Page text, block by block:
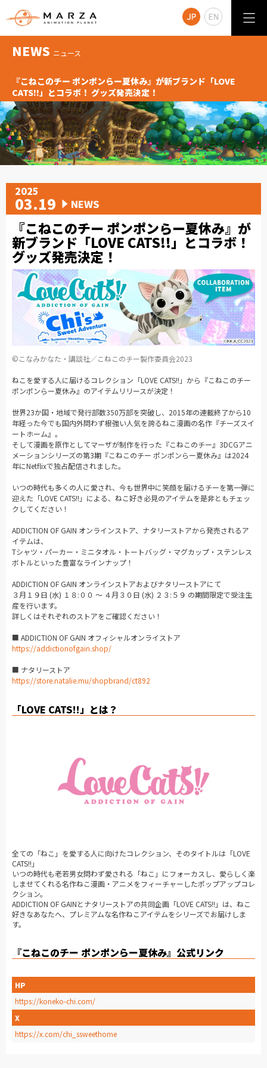
NEWS ニュース
『こねこのチー ポンポンらー夏休み』が新ブランド「LOVE
CATS!!」とコラボ！ グッズ発売決定！
2025
03.19 NEWS
『こねこのチー ポンポンらー夏休み』が
新ブランド「LOVE CATS!!」とコラボ！
グッズ発売決定！
©こなみかなた・講談社／こねこのチー製作委員会2023
ねこを愛する人に届けるコレクション「LOVE CATS!!」から『こねこのチー
ポンポンらー夏休み』のアイテムリリースが決定！
世界23か国・地域で発行部数350万部を突破し、2015年の連載終了から10
年経った今でも国内外問わず根強い人気を誇るねこ漫画の名作『チーズスイ
ートホーム』。
そして漫画を原作としてマーザが制作を行った『こねこのチー』3DCGアニ
メーションシリーズの第3期『こねこのチー ポンポンらー夏休み』は2024
年にNetflixで独占配信されました。
いつの時代も多くの人に愛され、今も世界中に笑顔を届けるチーを第一弾に
迎えた「LOVE CATS!!」による、ねこ好き必見のアイテムを是非ともチェッ
クしてください！
ADDICTION OF GAIN オンラインストア、ナタリーストアから発売されるア
イテムは、
Tシャツ・パーカー・ミニタオル・トートバッグ・マグカップ・ステンレス
ボトルといった豊富なラインナップ！
ADDICTION OF GAIN オンラインストアおよびナタリーストアにて
３月１９日 (水) １８:００ ～ ４月３０日 (水) ２３:５９ の期間限定で受注生
産を行います。
詳しくはそれぞれのストアをご確認ください！
■ ADDICTION OF GAIN オフィシャルオンライストア
https://addictionofgain.shop/
■ ナタリーストア
https://store.natalie.mu/shopbrand/ct892
「LOVE CATS!!」とは？
全ての「ねこ」を愛する人に向けたコレクション、そのタイトルは「LOVE
CATS!!」
いつの時代も老若男女問わず愛される「ねこ」にフォーカスし、愛らしく楽
しませてくれる名作ねこ漫画・アニメをフィーチャーしたポップアップコレ
クション。
ADDICTION OF GAINとナタリーストアの共同企画「LOVE CATS!!」は、ねこ
好きなあなたへ、プレミアムな名作ねこアイテムをシリーズでお届けしま
す。
『こねこのチー ポンポンらー夏休み』公式リンク
HP
https://koneko-chi.com/
X
https://x.com/chi_ssweethome